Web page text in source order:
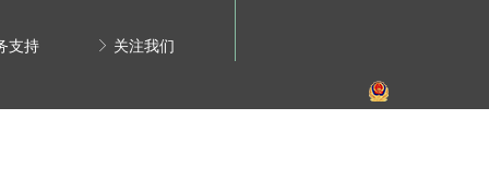
支持 ꁕ 关注我们